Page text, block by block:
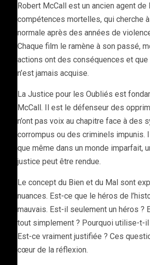
Robert McCall est un ancien agent de
compétences mortelles, qui cherche
normale après des années de
Chaque film le ramène à son passé,
actions ont des conséquences et que
n’est jamais acquise.
La Justice pour les Oubliés est
McCall. Il est le défenseur des
n’ont pas voix au chapitre face à des
corrompus ou des criminels impunis.
que même dans un monde imparfait,
justice peut être rendue.
Le concept du Bien et du Mal sont
nuances. Est-ce que le héros de
mauvais. Est-il seulement un héros ?
tout simplement ? Pourquoi utilise-t-il
Est-ce vraiment justifiée ? Ces
cœur de la réflexion.